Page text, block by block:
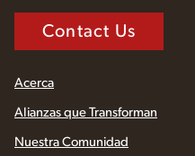
Contact Us
Acerca
Alianzas que Transforman
Nuestra Comunidad